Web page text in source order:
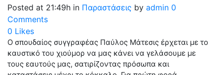
Posted at 21:49h in Παραστάσεις by admin 0
Comments
0 Likes
Ο σπουδαίος συγγραφέας Παύλος Μάτεσις έρχεται με το
καυστικό του χιούμορ να μας κάνει να γελάσουμε με
τους εαυτούς μας, σατιρίζοντας πρόσωπα και